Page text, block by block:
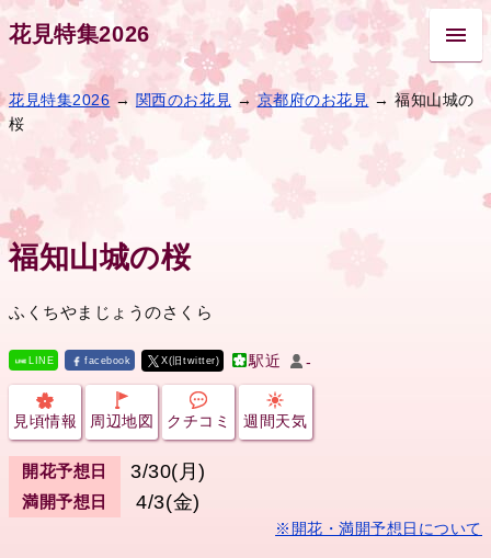
花見特集2026
花見特集2026 → 関西のお花見 →京都府のお花見 → 福知山城の
桜
福知山城の桜
ふくちやまじょうのさくら
LINE facebook X(旧twitter) 駅近 -
見頃情報 周辺地図 クチコミ 週間天気
開花予想日 3/30(月)
満開予想日 4/3(金)
※開花・満開予想日について